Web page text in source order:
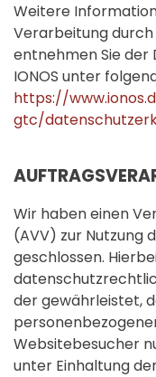
Weitere
Verarbeitung durch
entnehmen Sie
IONOS unter
https://
gtc/
Wir haben einen
(AVV) zur Nutzung
geschlossen.
der gewährleistet,
Websitebesucher
unter Einhaltung